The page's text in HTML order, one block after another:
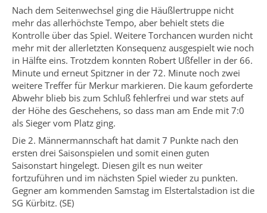
Nach dem Seitenwechsel ging die Häußlertruppe nicht
mehr das allerhöchste Tempo, aber behielt stets die
Kontrolle über das Spiel. Weitere Torchancen wurden nicht
mehr mit der allerletzten Konsequenz ausgespielt wie noch
in Hälfte eins. Trotzdem konnten Robert Ußfeller in der 66.
Minute und erneut Spitzner in der 72. Minute noch zwei
weitere Treffer für Merkur markieren. Die kaum geforderte
Abwehr blieb bis zum Schluß fehlerfrei und war stets auf
der Höhe des Geschehens, so dass man am Ende mit 7:0
als Sieger vom Platz ging.
Die 2. Männermannschaft hat damit 7 Punkte nach den
ersten drei Saisonspielen und somit einen guten
Saisonstart hingelegt. Diesen gilt es nun weiter
fortzuführen und im nächsten Spiel wieder zu punkten.
Gegner am kommenden Samstag im Elstertalstadion ist die
SG Kürbitz. (SE)